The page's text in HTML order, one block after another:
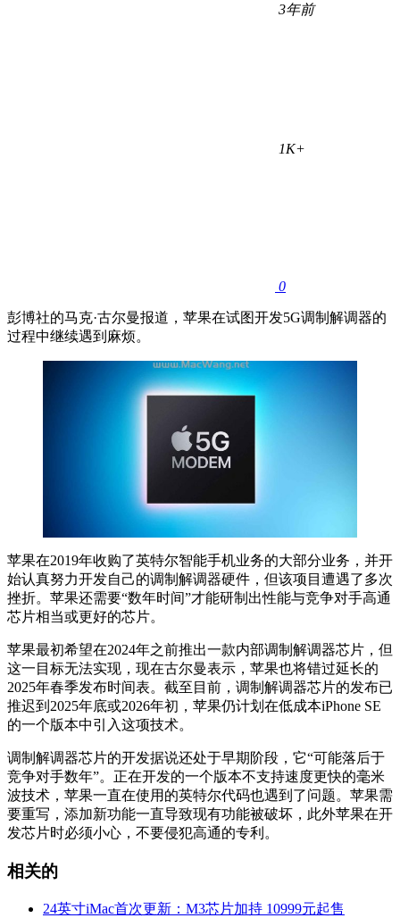
3年前
1K+
0
彭博社的马克·古尔曼报道，苹果在试图开发5G调制解调器的
过程中继续遇到麻烦。
苹果在2019年收购了英特尔智能手机业务的大部分业务，并开
始认真努力开发自己的调制解调器硬件，但该项目遭遇了多次
挫折。苹果还需要“数年时间”才能研制出性能与竞争对手高通
芯片相当或更好的芯片。
苹果最初希望在2024年之前推出一款内部调制解调器芯片，但
这一目标无法实现，现在古尔曼表示，苹果也将错过延长的
2025年春季发布时间表。截至目前，调制解调器芯片的发布已
推迟到2025年底或2026年初，苹果仍计划在低成本iPhone SE
的一个版本中引入这项技术。
调制解调器芯片的开发据说还处于早期阶段，它“可能落后于
竞争对手数年”。正在开发的一个版本不支持速度更快的毫米
波技术，苹果一直在使用的英特尔代码也遇到了问题。苹果需
要重写，添加新功能一直导致现有功能被破坏，此外苹果在开
发芯片时必须小心，不要侵犯高通的专利。
相关的
24英寸iMac首次更新：M3芯片加持 10999元起售